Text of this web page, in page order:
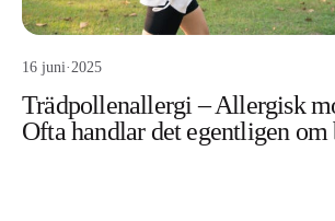
16 juni· 2025
Trädpollenallergi – Allergisk
Ofta handlar det egentligen